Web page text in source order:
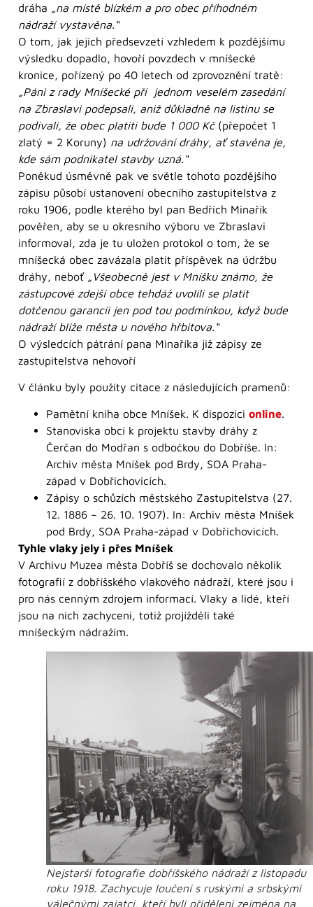
dráha „na místě blízkém a pro obec příhodném
nádraží vystavěna.“
O tom, jak jejich předsevzetí vzhledem k pozdějšímu
výsledku dopadlo, hovoří povzdech v mníšecké
kronice, pořízený po 40 letech od zprovoznění tratě:
„Páni z rady Mníšecké při jednom veselém zasedání
na Zbraslavi podepsali, aniž důkladně na listinu se
podívali, že obec platiti bude 1 000 Kč (přepočet 1
zlatý = 2 Koruny) na udržování dráhy, ať stavěna je,
kde sám podnikatel stavby uzná.“
Poněkud úsměvně pak ve světle tohoto pozdějšího
zápisu působí ustanovení obecního zastupitelstva z
roku 1906, podle kterého byl pan Bedřich Minařík
pověřen, aby se u okresního výboru ve Zbraslavi
informoval, zda je tu uložen protokol o tom, že se
mníšecká obec zavázala platit příspěvek na údržbu
dráhy, neboť „Všeobecně jest v Mníšku známo, že
zástupcové zdejší obce tehdáž uvolili se platit
dotčenou garancii jen pod tou podmínkou, když bude
nádraží blíže města u nového hřbitova.“
O výsledcích pátrání pana Minaříka již zápisy ze
zastupitelstva nehovoří
V článku byly použity citace z následujících pramenů:
Pamětní kniha obce Mníšek. K dispozici online.
Stanoviska obcí k projektu stavby dráhy z
Čerčan do Modřan s odbočkou do Dobříše. In:
Archiv města Mníšek pod Brdy, SOA Praha-
západ v Dobřichovicích.
Zápisy o schůzích městského Zastupitelstva (27.
12. 1886 – 26. 10. 1907). In: Archiv města Mníšek
pod Brdy, SOA Praha-západ v Dobřichovicích.
Tyhle vlaky jely i přes Mníšek
V Archivu Muzea města Dobříš se dochovalo několik
fotografií z dobříšského vlakového nádraží, které jsou i
pro nás cenným zdrojem informací. Vlaky a lidé, kteří
jsou na nich zachyceni, totiž projížděli také
mníšeckým nádražím.
Nejstarší fotografie dobříšského nádraží z listopadu
roku 1918. Zachycuje loučení s ruskými a srbskými
válečnými zajatci, kteří byli přiděleni zejména na